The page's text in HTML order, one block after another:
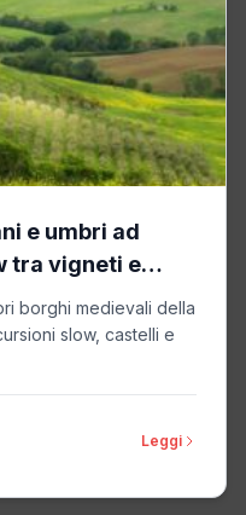
e umbri ad
tra vigneti e
borghi medievali della
slow, castelli e
Leggi